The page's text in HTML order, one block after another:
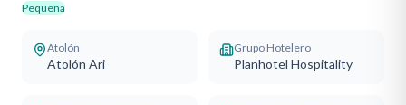
Pequeña
Atolón
Atolón Ari
Grupo Hotelero
Planhotel Hospitality